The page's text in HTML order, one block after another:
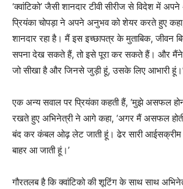
‘क्वांटिको’ जैसी शानदार टीवी सीरीज से विदेश में
प्रियंका चोपड़ा ने अपने अनुभव को शेयर करते हुए
शानदार रहा है। मैं इस इच्छापत्र के मुताबिक, जीवन
सपना देख सकते हैं, तो इसे पूरा कर सकते हैं। और मैंने
जो सीखा है और जिनसे जुड़ी हूं, उसके लिए आभारी
एक अन्‍य सवाल पर प्रियंका कहती हैं, ‘मुझे असफल
रखते हुए अभिनेत्री ने आगे कहा, ‘अगर मैं असफल
बंद कर कंबल ओढ़ लेट जाती हूं। ढेर सारी आईसक्रीम
बाहर आ जाती हूं।’
गौरतलब है कि क्‍वांटिको की शूटिंग के साथ साथ